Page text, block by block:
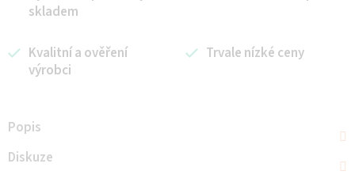
skladem
Kvalitní a ověření
výrobci
Trvale nízké ceny
Popis
Diskuze